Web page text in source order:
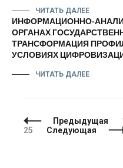
ЧИТАТЬ ДАЛЕЕ
ИНФОРМАЦИОННО-
ОРГАНАХ
ТРАНСФОРМАЦИЯ
УСЛОВИЯХ
ЧИТАТЬ ДАЛЕЕ
Навигация
по
Предыдущая
25
Следующая